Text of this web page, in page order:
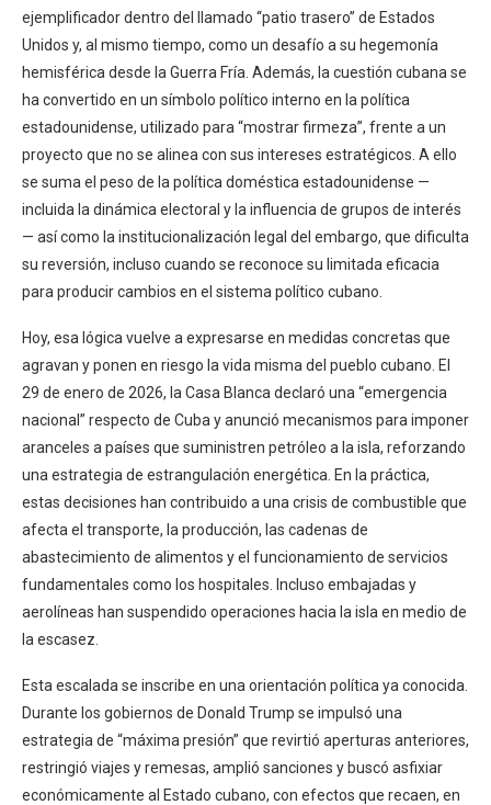
ejemplificador dentro del llamado “patio trasero” de Estados
Unidos y, al mismo tiempo, como un desafío a su hegemonía
hemisférica desde la Guerra Fría. Además, la cuestión cubana se
ha convertido en un símbolo político interno en la política
estadounidense, utilizado para “mostrar firmeza”, frente a un
proyecto que no se alinea con sus intereses estratégicos. A ello
se suma el peso de la política doméstica estadounidense —
incluida la dinámica electoral y la influencia de grupos de interés
— así como la institucionalización legal del embargo, que dificulta
su reversión, incluso cuando se reconoce su limitada eficacia
para producir cambios en el sistema político cubano.
Hoy, esa lógica vuelve a expresarse en medidas concretas que
agravan y ponen en riesgo la vida misma del pueblo cubano. El
29 de enero de 2026, la Casa Blanca declaró una “emergencia
nacional” respecto de Cuba y anunció mecanismos para imponer
aranceles a países que suministren petróleo a la isla, reforzando
una estrategia de estrangulación energética. En la práctica,
estas decisiones han contribuido a una crisis de combustible que
afecta el transporte, la producción, las cadenas de
abastecimiento de alimentos y el funcionamiento de servicios
fundamentales como los hospitales. Incluso embajadas y
aerolíneas han suspendido operaciones hacia la isla en medio de
la escasez.
Esta escalada se inscribe en una orientación política ya conocida.
Durante los gobiernos de Donald Trump se impulsó una
estrategia de “máxima presión” que revirtió aperturas anteriores,
restringió viajes y remesas, amplió sanciones y buscó asfixiar
económicamente al Estado cubano, con efectos que recaen, en